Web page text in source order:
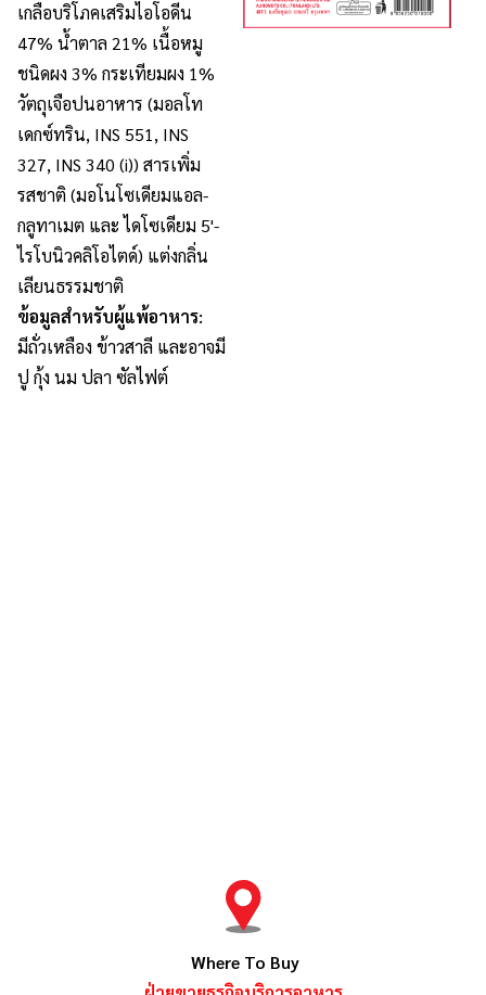
เกลือบริโภคเสริมไอโอดีน
47% น้ำตาล 21% เนื้อหมู
ชนิดผง 3% กระเทียมผง 1%
วัตถุเจือปนอาหาร (มอลโท
เดกซ์ทริน, INS 551, INS
327, INS 340 (i)) สารเพิ่ม
รสชาติ (มอโนโซเดียมแอล-
กลูทาเมต และ ไดโซเดียม 5'-
ไรโบนิวคลิโอไตด์) แต่งกลิ่น
เลียนธรรมชาติ
ข้อมูลสำหรับผู้แพ้อาหาร:
มีถั่วเหลือง ข้าวสาลี และอาจมี
ปู กุ้ง นม ปลา ซัลไฟต์
Where To Buy